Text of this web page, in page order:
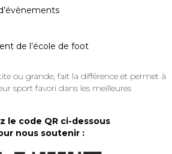
de l’école de foot
ou grande, fait la différence et permet à
sport favori dans les meilleures
le code QR ci-dessous
nous soutenir :